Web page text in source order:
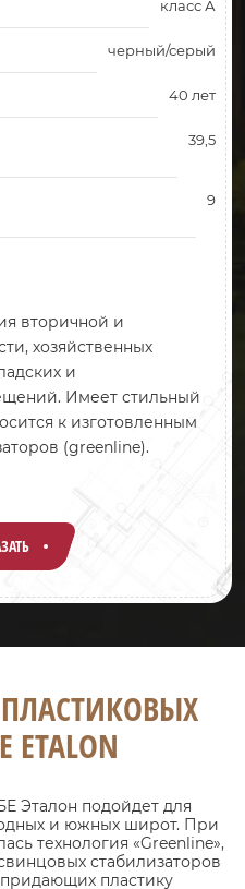
класс А
черный/серый
40 лет
39,5
9
вторичной и
хозяйственных
и
Имеет стильный
к изготовленным
(greenline).
ETALON
Эталон подойдет для
и южных широт. При
технология «Greenline»,
стабилизаторов
пластику